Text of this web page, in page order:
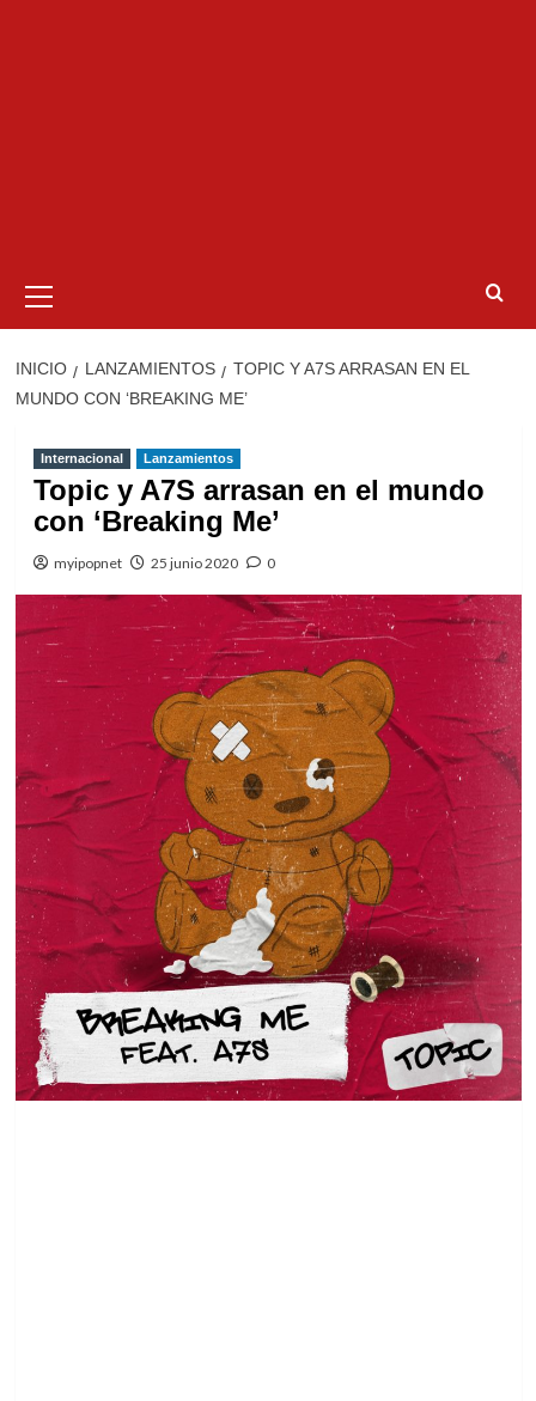
primario
INICIO LANZAMIENTOS
TOPIC Y A7S ARRASAN EN EL
MUNDO CON ‘BREAKING ME’
Internacional Lanzamientos
Topic y A7S arrasan en el mundo
con ‘Breaking Me’
myipopnet 25 junio 2020 0